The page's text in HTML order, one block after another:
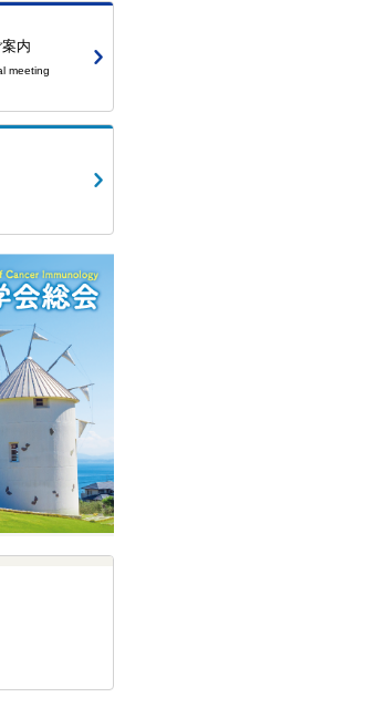
内
meeting